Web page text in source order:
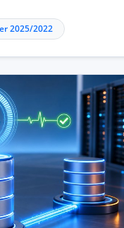
2025/2022